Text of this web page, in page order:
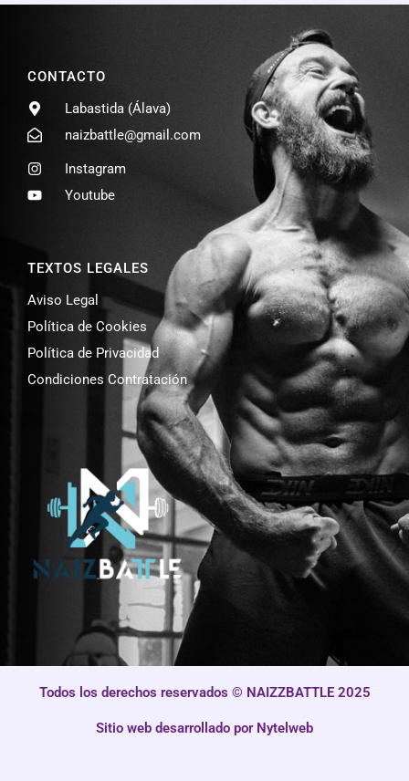
TEXTOS LEGALES
Aviso Legal
Política de Cookies
Política de Privacidad
Condiciones Contratación
CONTACTO
Labastida (Álava)
naizbattle@gmail.com
Instagram
Youtube
Todos los derechos reservados © NAIZZBATTLE 2025
Sitio web desarrollado por Nytelweb